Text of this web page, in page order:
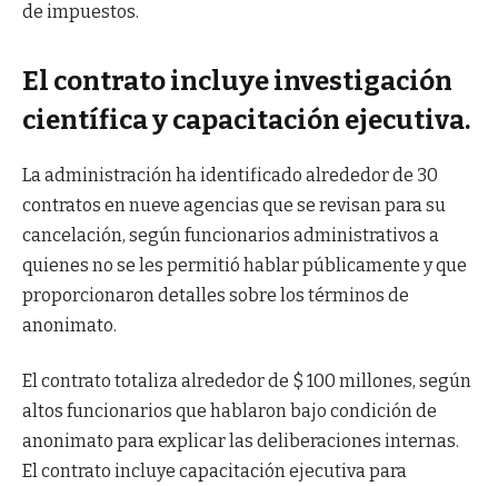
de impuestos.
El contrato incluye investigación
científica y capacitación ejecutiva.
La administración ha identificado alrededor de 30
contratos en nueve agencias que se revisan para su
cancelación, según funcionarios administrativos a
quienes no se les permitió hablar públicamente y que
proporcionaron detalles sobre los términos de
anonimato.
El contrato totaliza alrededor de $ 100 millones, según
altos funcionarios que hablaron bajo condición de
anonimato para explicar las deliberaciones internas.
El contrato incluye capacitación ejecutiva para